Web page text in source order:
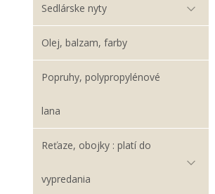
Sedlárske nyty
Olej, balzam, farby
Popruhy, polypropylénové
lana
Reťaze, obojky : platí do
vypredania